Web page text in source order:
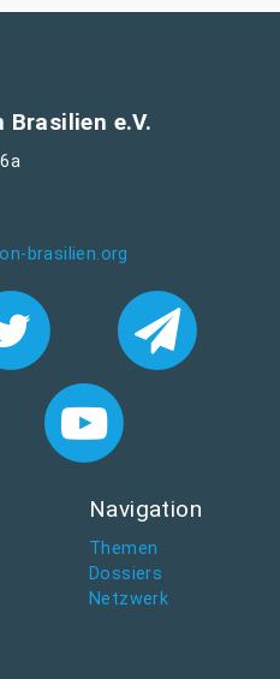
Brasilien e.V.
brasilien.org
Navigation
Themen
Dossiers
Netzwerk